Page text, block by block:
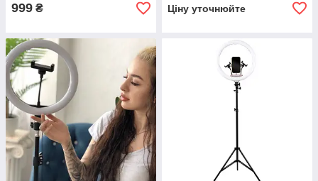
999 ₴ Ціну уточнюйте